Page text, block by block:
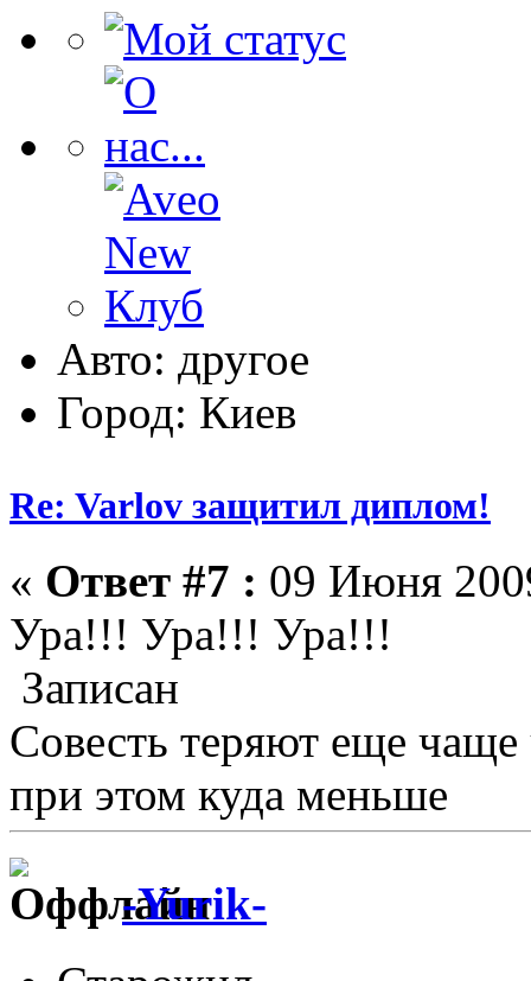
Авто: другое
Город: Киев
Re: Varlov защитил диплом!
« Ответ #7 : 09 Июня
Ура!!! Ура!!! Ура!!!
Записан
Совесть теряют еще
при этом куда меньше
-Yurik-